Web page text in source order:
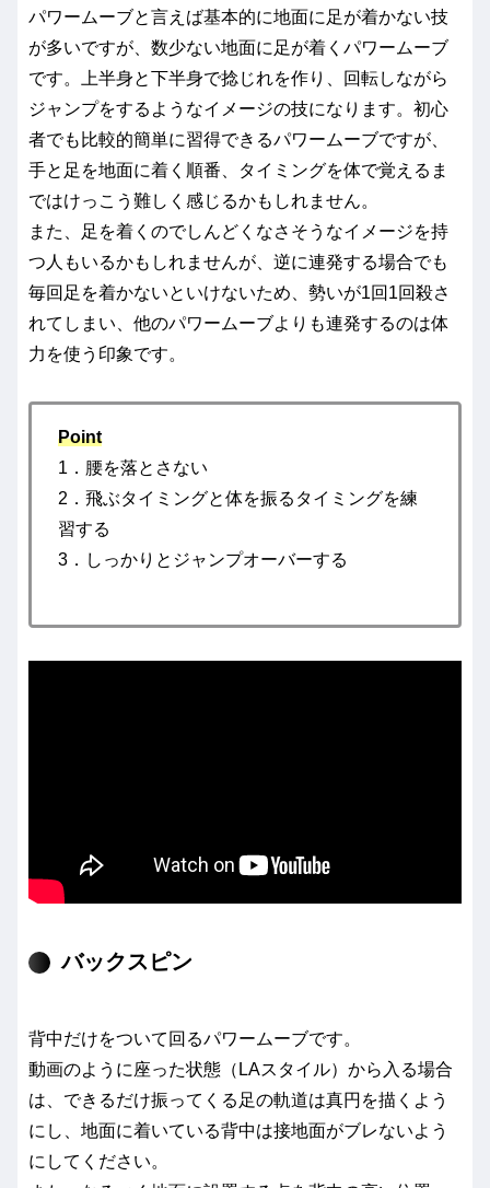
パワームーブと言えば基本的に地面に足が着かない技
が多いですが、数少ない地面に足が着くパワームーブ
です。上半身と下半身で捻じれを作り、回転しながら
ジャンプをするようなイメージの技になります。初心
者でも比較的簡単に習得できるパワームーブですが、
手と足を地面に着く順番、タイミングを体で覚えるま
ではけっこう難しく感じるかもしれません。
また、足を着くのでしんどくなさそうなイメージを持
つ人もいるかもしれませんが、逆に連発する場合でも
毎回足を着かないといけないため、勢いが1回1回殺さ
れてしまい、他のパワームーブよりも連発するのは体
力を使う印象です。
Point
1．腰を落とさない
2．飛ぶタイミングと体を振るタイミングを練
習する
3．しっかりとジャンプオーバーする
バックスピン
背中だけをついて回るパワームーブです。
動画のように座った状態（LAスタイル）から入る場合
は、できるだけ振ってくる足の軌道は真円を描くよう
にし、地面に着いている背中は接地面がブレないよう
にしてください。